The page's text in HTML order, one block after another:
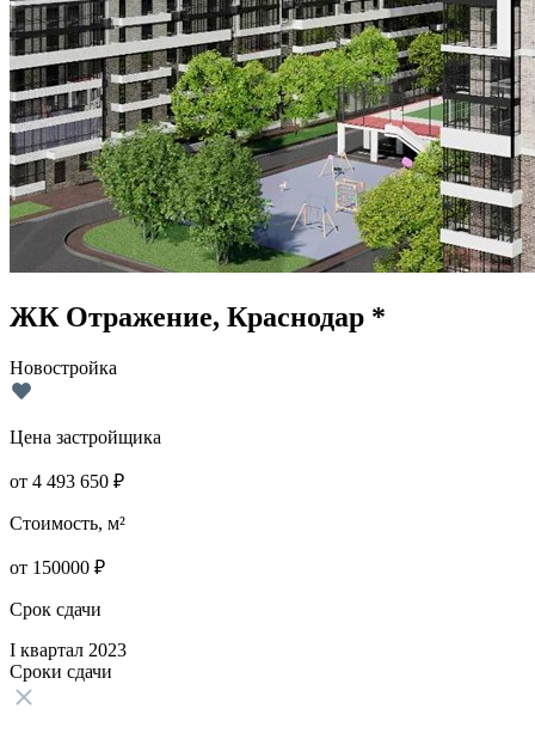
ЖК Отражение, Краснодар *
Новостройка
Цена застройщика
от 4 493 650 ₽
Стоимость, м²
от 150000 ₽
Срок сдачи
I квартал 2023
Сроки сдачи